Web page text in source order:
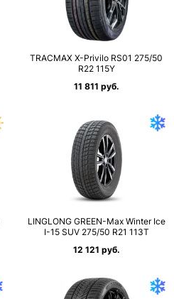
TRACMAX X-Privilo RS01 275/50
R22 115Y
11 811 руб.
LINGLONG GREEN-Max Winter Ice
I-15 SUV 275/50 R21 113T
12 121 руб.